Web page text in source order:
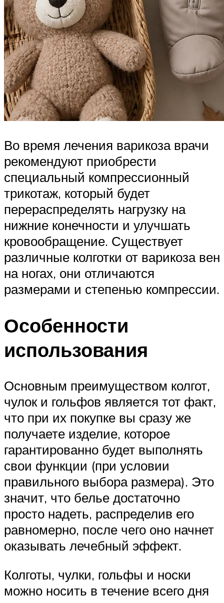
Во время лечения варикоза врачи
рекомендуют приобрести
специальный компрессионный
трикотаж, который будет
перераспределять нагрузку на
нижние конечности и улучшать
кровообращение. Существует
различные колготки от варикоза вен
на ногах, они отличаются
размерами и степенью компрессии.
Особенности
использования
Основным преимуществом колгот,
чулок и гольфов является тот факт,
что при их покупке вы сразу же
получаете изделие, которое
гарантированно будет выполнять
свои функции (при условии
правильного выбора размера). Это
значит, что белье достаточно
просто надеть, распределив его
равномерно, после чего оно начнет
оказывать лечебный эффект.
Колготы, чулки, гольфы и носки
можно носить в течение всего дня